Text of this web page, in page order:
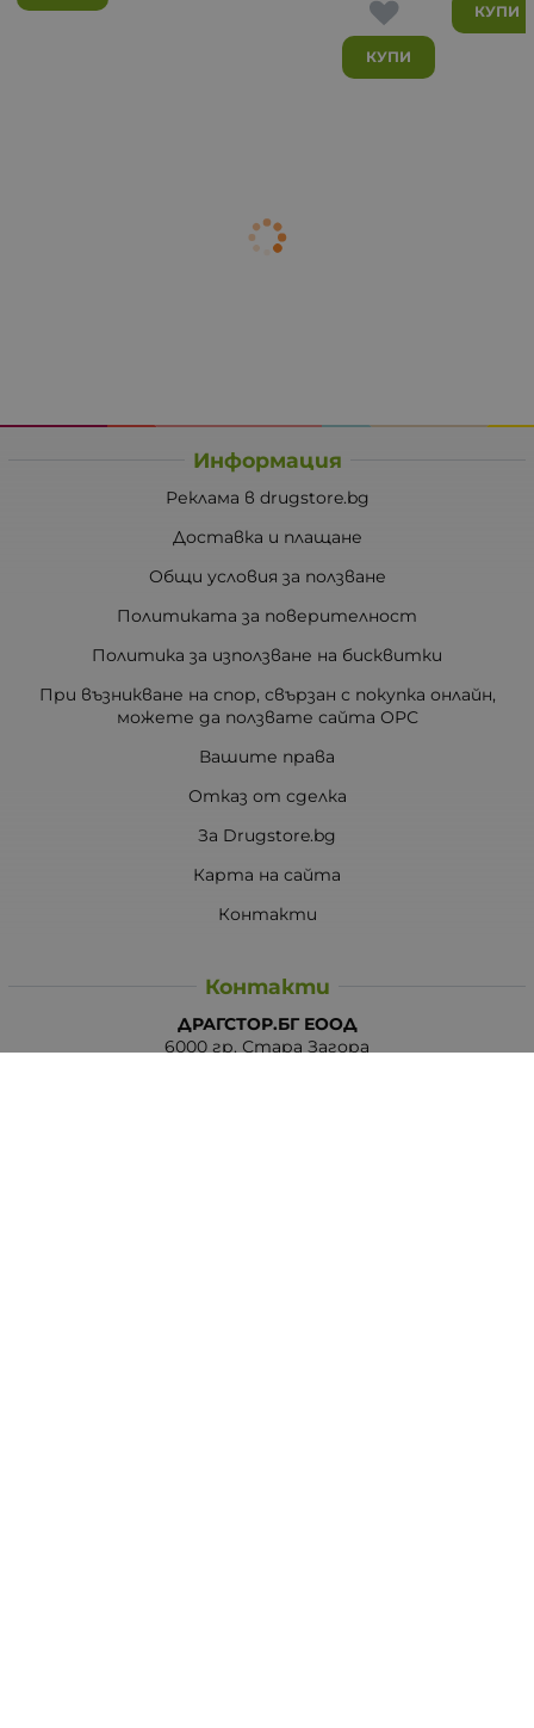
КУПИ
КУПИ
Информация
Реклама в drugstore.bg
Доставка и плащане
Общи условия за ползване
Политиката за поверителност
Политика за използване на бисквитки
При възникване на спор, свързан с покупка онлайн,
можете да ползвате сайта ОРС
Вашите права
Отказ от сделка
За Drugstore.bg
Карта на сайта
Контакти
Контакти
ДРАГСТОР.БГ ЕООД
6000 гр. Стара Загора